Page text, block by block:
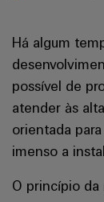
Há algum
possível de
atender às
orientada
imenso a
O princípio da